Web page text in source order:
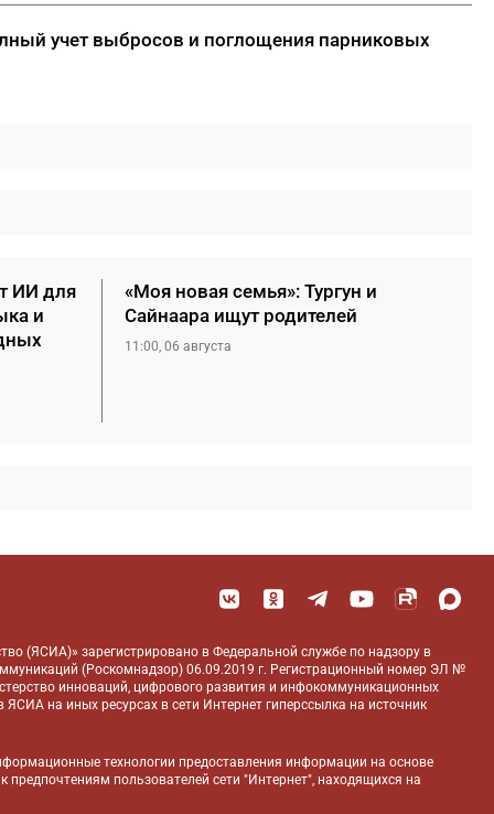
учет выбросов и поглощения парниковых
ИИ для
и
«Моя новая семья»: Тургун и
Сайнаара ищут родителей
11:00, 06 августа
(ЯСИА)» зарегистрировано в Федеральной службе по надзору в
(Роскомнадзор) 06.09.2019 г. Регистрационный номер ЭЛ №
инноваций, цифрового развития и инфокоммуникационных
на иных ресурсах в сети Интернет гиперссылка на источник
технологии предоставления информации на основе
предпочтениям пользователей сети "Интернет", находящихся на